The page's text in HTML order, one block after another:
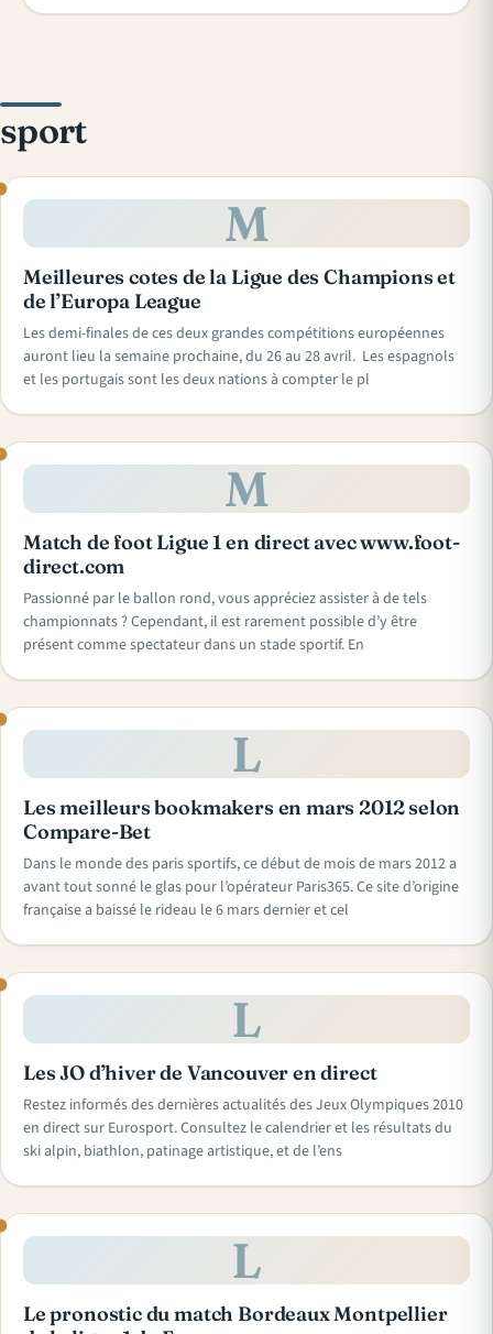
sport
M
Meilleures cotes de la Ligue des Champions et
de l’Europa League
Les demi-finales de ces deux grandes compétitions européennes
auront lieu la semaine prochaine, du 26 au 28 avril. Les espagnols
et les portugais sont les deux nations à compter le pl
M
Match de foot Ligue 1 en direct avec www.foot-
direct.com
Passionné par le ballon rond, vous appréciez assister à de tels
championnats ? Cependant, il est rarement possible d’y être
présent comme spectateur dans un stade sportif. En
L
Les meilleurs bookmakers en mars 2012 selon
Compare-Bet
Dans le monde des paris sportifs, ce début de mois de mars 2012 a
avant tout sonné le glas pour l’opérateur Paris365. Ce site d’origine
française a baissé le rideau le 6 mars dernier et cel
L
Les JO d’hiver de Vancouver en direct
Restez informés des dernières actualités des Jeux Olympiques 2010
en direct sur Eurosport. Consultez le calendrier et les résultats du
ski alpin, biathlon, patinage artistique, et de l’ens
L
Le pronostic du match Bordeaux Montpellier